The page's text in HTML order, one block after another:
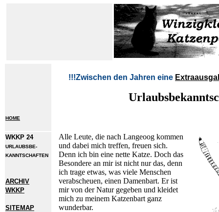
HOME
!!!Zwischen den Jahren eine
WKKP 24
URLAUBSBE-
KANNTSCHAFTEN
ARCHIV
WKKP
SITEMAP
Alle Leute, die nach Langeoog kommen
und dabei mich treffen, freuen sich.
Denn ich bin eine nette Katze. Doch das
Besondere an mir ist nicht nur das, denn
ich trage etwas, was viele Menschen
verabscheuen, einen Damenbart. Er ist
mir von der Natur gegeben und kleidet
mich zu meinem Katzenbart ganz
wunderbar.